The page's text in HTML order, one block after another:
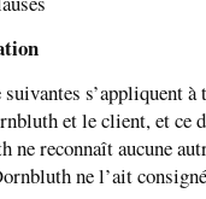
s’appliquent
et le client, et ce
ne reconnaît aucune
ne l’ait